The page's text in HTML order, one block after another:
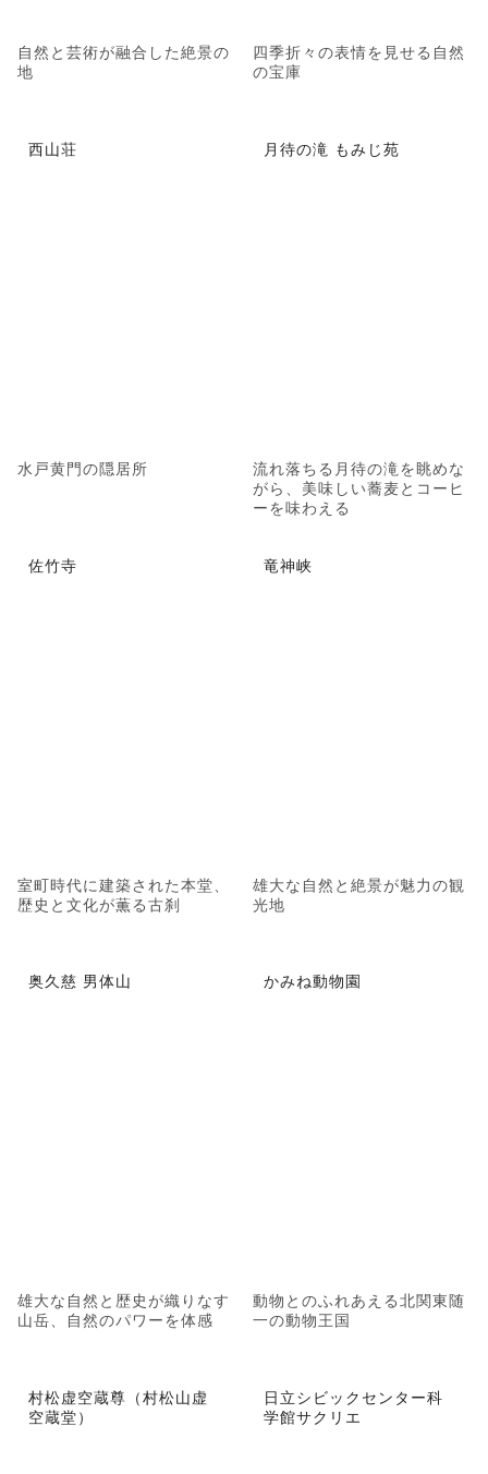
自然と芸術が融合した絶景の
地
四季折々の表情を見せる自然
の宝庫
西山荘
水戸黄門の隠居所
月待の滝 もみじ苑
流れ落ちる月待の滝を眺めな
がら、美味しい蕎麦とコーヒ
ーを味わえる
佐竹寺
室町時代に建築された本堂、
歴史と文化が薫る古刹
竜神峡
雄大な自然と絶景が魅力の観
光地
奥久慈 男体山
雄大な自然と歴史が織りなす
山岳、自然のパワーを体感
かみね動物園
動物とのふれあえる北関東随
一の動物王国
村松虚空蔵尊（村松山虚
空蔵堂）
日立シビックセンター科
学館サクリエ